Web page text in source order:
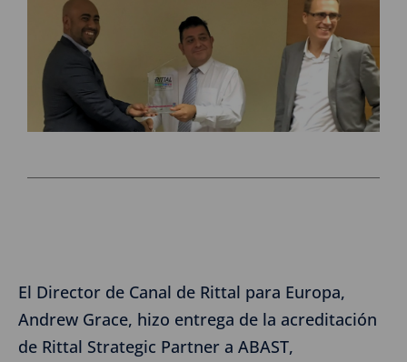
El Director de Canal de Rittal para Europa,
Andrew Grace, hizo entrega de la acreditación
de Rittal Strategic Partner a ABAST,